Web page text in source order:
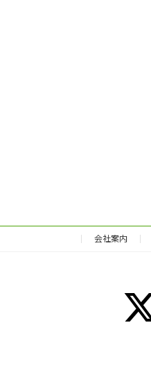
会社案内